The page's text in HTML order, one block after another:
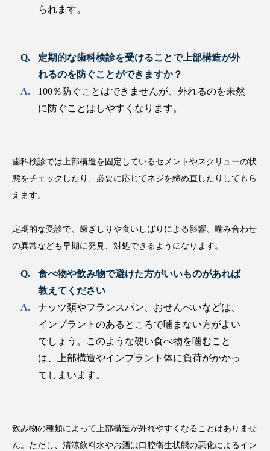
られます。
定期的な歯科検診を受けることで上部構造が外
れるのを防ぐことができますか？
100％防ぐことはできませんが、外れるのを未然
に防ぐことはしやすくなります。
歯科検診では上部構造を固定しているセメントやスクリューの状
態をチェックしたり、必要に応じてネジを締め直したりしてもら
えます。
定期的な受診で、歯ぎしりや食いしばりによる影響、噛み合わせ
の異常なども早期に発見、対処できるようになります。
食べ物や飲み物で避けた方がいいものがあれば
教えてください
ナッツ類やフランスパン、おせんべいなどは、
インプラントのあるところで噛まない方がよい
でしょう。このような硬い食べ物を噛むこと
は、上部構造やインプラント体に負荷がかかっ
てしまいます。
飲み物の種類によって上部構造が外れやすくなることはありませ
ん。ただし、清涼飲料水やお酒は口腔衛生状態の悪化によるイン